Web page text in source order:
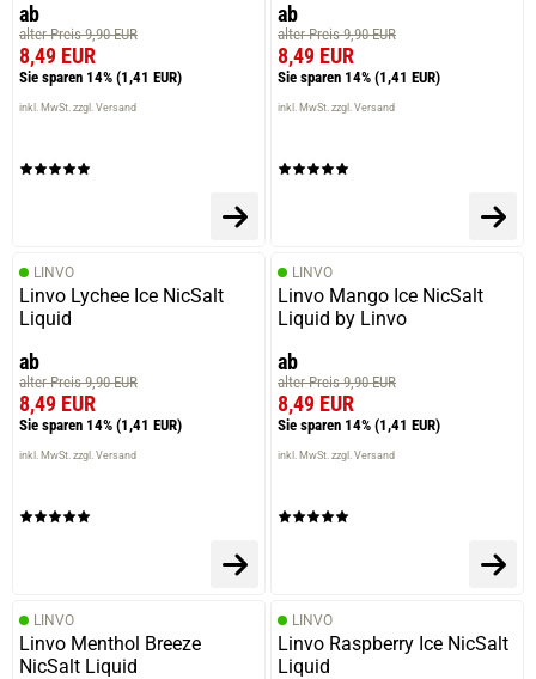
ab
alter Preis 9,90 EUR
8,49 EUR
Sie sparen 14% (1,41 EUR)
inkl. MwSt. zzgl. Versand
ab
alter Preis 9,90 EUR
8,49 EUR
Sie sparen 14% (1,41 EUR)
inkl. MwSt. zzgl. Versand
LINVO
Linvo Lychee Ice NicSalt
Liquid
ab
alter Preis 9,90 EUR
8,49 EUR
Sie sparen 14% (1,41 EUR)
inkl. MwSt. zzgl. Versand
LINVO
Linvo Mango Ice NicSalt
Liquid by Linvo
ab
alter Preis 9,90 EUR
8,49 EUR
Sie sparen 14% (1,41 EUR)
inkl. MwSt. zzgl. Versand
LINVO
Linvo Menthol Breeze
NicSalt Liquid
LINVO
Linvo Raspberry Ice NicSalt
Liquid